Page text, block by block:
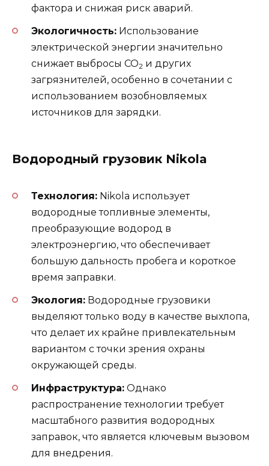
фактора и снижая риск аварий.
Экологичность: Использование
электрической энергии значительно
снижает выбросы CO2 и других
загрязнителей, особенно в сочетании с
использованием возобновляемых
источников для зарядки.
Водородный грузовик Nikola
Технология: Nikola использует
водородные топливные элементы,
преобразующие водород в
электроэнергию, что обеспечивает
большую дальность пробега и короткое
время заправки.
Экология: Водородные грузовики
выделяют только воду в качестве выхлопа,
что делает их крайне привлекательным
вариантом с точки зрения охраны
окружающей среды.
Инфраструктура: Однако
распространение технологии требует
масштабного развития водородных
заправок, что является ключевым вызовом
для внедрения.